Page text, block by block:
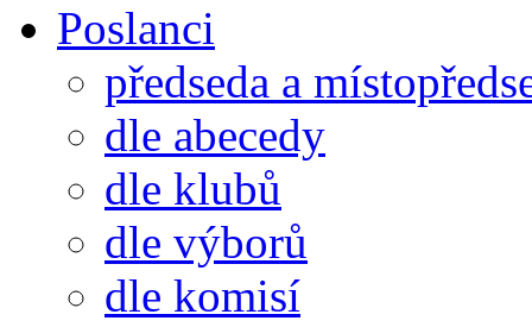
Poslanci
předseda a
dle abecedy
dle klubů
dle výborů
dle komisí